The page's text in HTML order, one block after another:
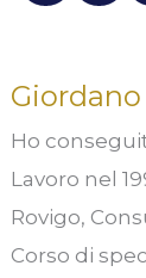
Ho
Lavoro nel
Rovigo,
Corso di